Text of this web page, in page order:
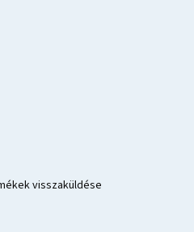
visszaküldése